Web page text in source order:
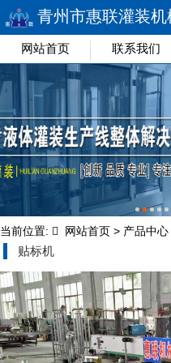
青州市惠联灌装机
网站首页 联系我们
当前位置: 网站首页 > 产品中心
贴标机